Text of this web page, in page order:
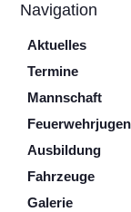
Navigation
Aktuelles
Termine
Mannschaft
Ausbildung
Fahrzeuge
Galerie